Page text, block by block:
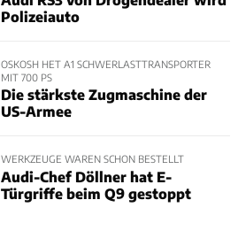
Polizeiauto
OSKOSH HET A1 SCHWERLASTTRANSPORTER
MIT 700 PS
Die stärkste Zugmaschine der
US-Armee
WERKZEUGE WAREN SCHON BESTELLT
Audi-Chef Döllner hat E-
Türgriffe beim Q9 gestoppt